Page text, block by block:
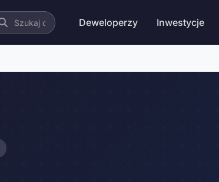
Deweloperzy Inwestycje